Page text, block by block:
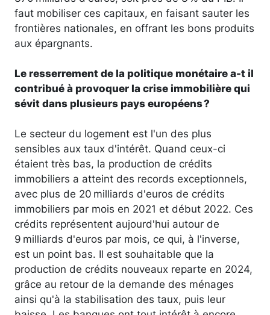
faut mobiliser ces capitaux, en faisant sauter les
frontières nationales, en offrant les bons produits
aux épargnants.
Le resserrement de la politique monétaire a-t il
contribué à provoquer la crise immobilière qui
sévit dans plusieurs pays européens ?
Le secteur du logement est l'un des plus
sensibles aux taux d'intérêt. Quand ceux-ci
étaient très bas, la production de crédits
immobiliers a atteint des records exceptionnels,
avec plus de 20 milliards d'euros de crédits
immobiliers par mois en 2021 et début 2022. Ces
crédits représentent aujourd'hui autour de
9 milliards d'euros par mois, ce qui, à l'inverse,
est un point bas. Il est souhaitable que la
production de crédits nouveaux reparte en 2024,
grâce au retour de la demande des ménages
ainsi qu'à la stabilisation des taux, puis leur